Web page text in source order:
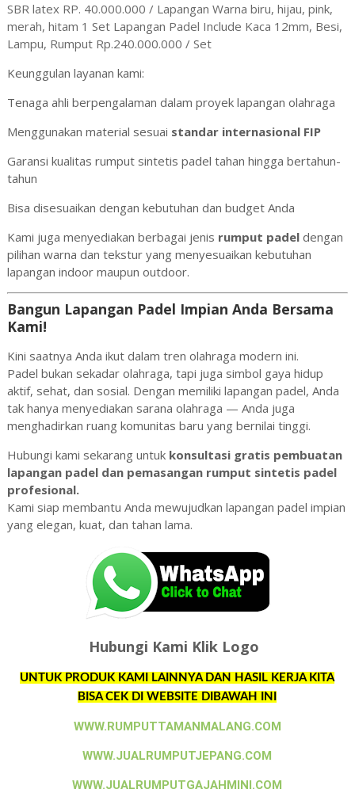
SBR latex RP. 40.000.000 / Lapangan Warna biru, hijau, pink,
merah, hitam 1 Set Lapangan Padel Include Kaca 12mm, Besi,
Lampu, Rumput Rp.240.000.000 / Set
Keunggulan layanan kami:
Tenaga ahli berpengalaman dalam proyek lapangan olahraga
Menggunakan material sesuai standar internasional FIP
Garansi kualitas rumput sintetis padel tahan hingga bertahun-
tahun
Bisa disesuaikan dengan kebutuhan dan budget Anda
Kami juga menyediakan berbagai jenis rumput padeldengan
pilihan warna dan tekstur yang menyesuaikan kebutuhan
lapangan indoor maupun outdoor.
Bangun Lapangan Padel Impian Anda Bersama
Kami!
Kini saatnya Anda ikut dalam tren olahraga modern ini.
Padel bukan sekadar olahraga, tapi juga simbol gaya hidup
aktif, sehat, dan sosial. Dengan memiliki lapangan padel, Anda
tak hanya menyediakan sarana olahraga — Anda juga
menghadirkan ruang komunitas baru yang bernilai tinggi.
Hubungi kami sekarang untuk konsultasi gratis pembuatan
lapangan padel dan pemasangan rumput sintetis padel
profesional.
Kami siap membantu Anda mewujudkan lapangan padel impian
yang elegan, kuat, dan tahan lama.
Hubungi Kami Klik Logo
UNTUK PRODUK KAMI LAINNYA DAN HASIL KERJA KITA
BISA CEK DI WEBSITE DIBAWAH INI
WWW.RUMPUTTAMANMALANG.COM
WWW.JUALRUMPUTJEPANG.COM
WWW.JUALRUMPUTGAJAHMINI.COM